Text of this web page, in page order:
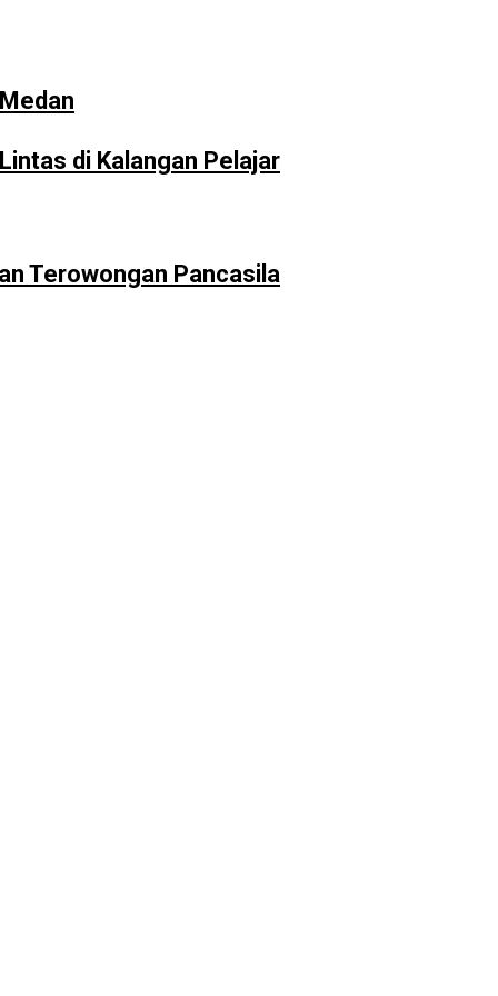
di Kalangan Pelajar
Terowongan Pancasila